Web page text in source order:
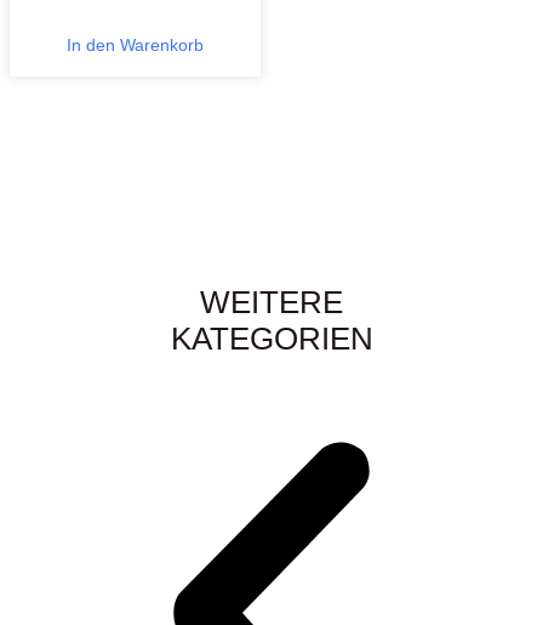
In den Warenkorb
WEITERE
KATEGORIEN